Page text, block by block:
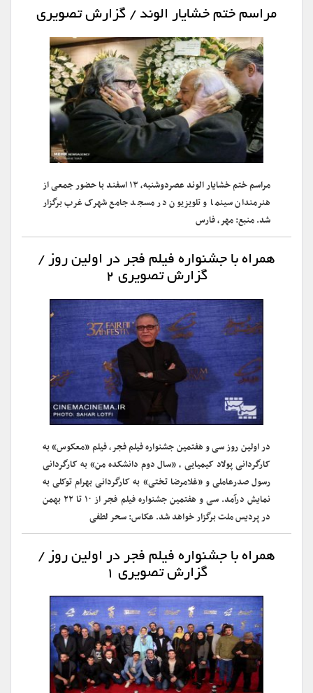
مراسم ختم خشایار الوند / گزارش تصویری
مراسم ختم خشایار الوند عصردوشنبه، ۱۳ اسفند با حضور جمعی از
هنرمندان سینما و تلویزیون در مسجد جامع شهرک غرب برگزار
شد. منبع: مهر، فارس
همراه با جشنواره فیلم فجر در اولین روز /
گزارش تصویری ۲
در اولین روز سی و هفتمین جشنواره فیلم فجر، فیلم «معکوس» به
کارگردانی پولاد کیمیایی ، «سال دوم دانشکده من» به کارگردانی
رسول صدرعاملی و «غلامرضا تختی» به کارگردانی بهرام توکلی به
نمایش درآمد. سی و هفتمین جشنواره فیلم فجر از ۱۰ تا ۲۲ بهمن
در پردیس ملت برگزار خواهد شد. عکاس: سحر لطفی
همراه با جشنواره فیلم فجر در اولین روز /
گزارش تصویری ۱